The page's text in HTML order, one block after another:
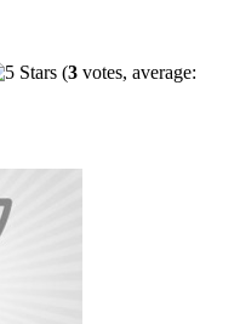
(3 votes, average: